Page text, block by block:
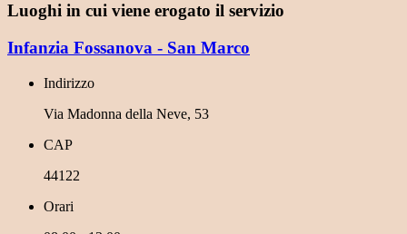
Luoghi in cui viene erogato il servizio
Infanzia Fossanova - San Marco
Indirizzo
Via Madonna della Neve, 53
CAP
44122
Orari